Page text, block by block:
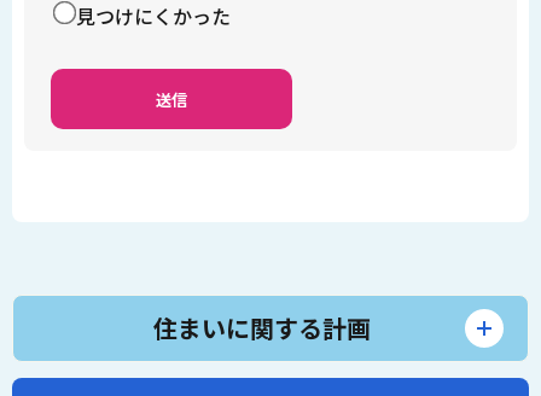
見つけにくかった
住まいに関する計画